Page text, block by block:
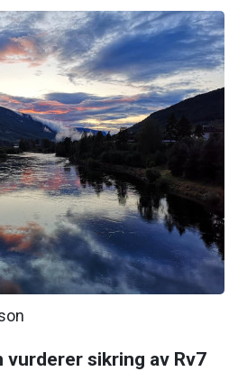
vurderer sikring av Rv7